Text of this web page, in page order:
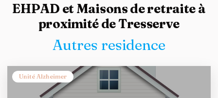
EHPAD et Maisons de retraite à
proximité de Tresserve
Autres residence
Unité Alzheimer